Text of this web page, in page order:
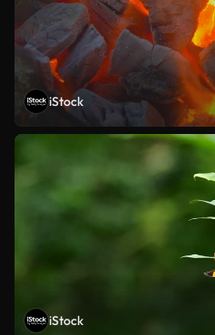
iStock
iStock